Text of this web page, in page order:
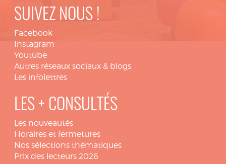
SUIVEZ NOUS !
Facebook
Instagram
Youtube
Autres réseaux sociaux & blogs
Les infolettres
LES + CONSULTÉS
Les nouveautés
Horaires et fermetures
Nos sélections thématiques
Prix des lecteurs 2026